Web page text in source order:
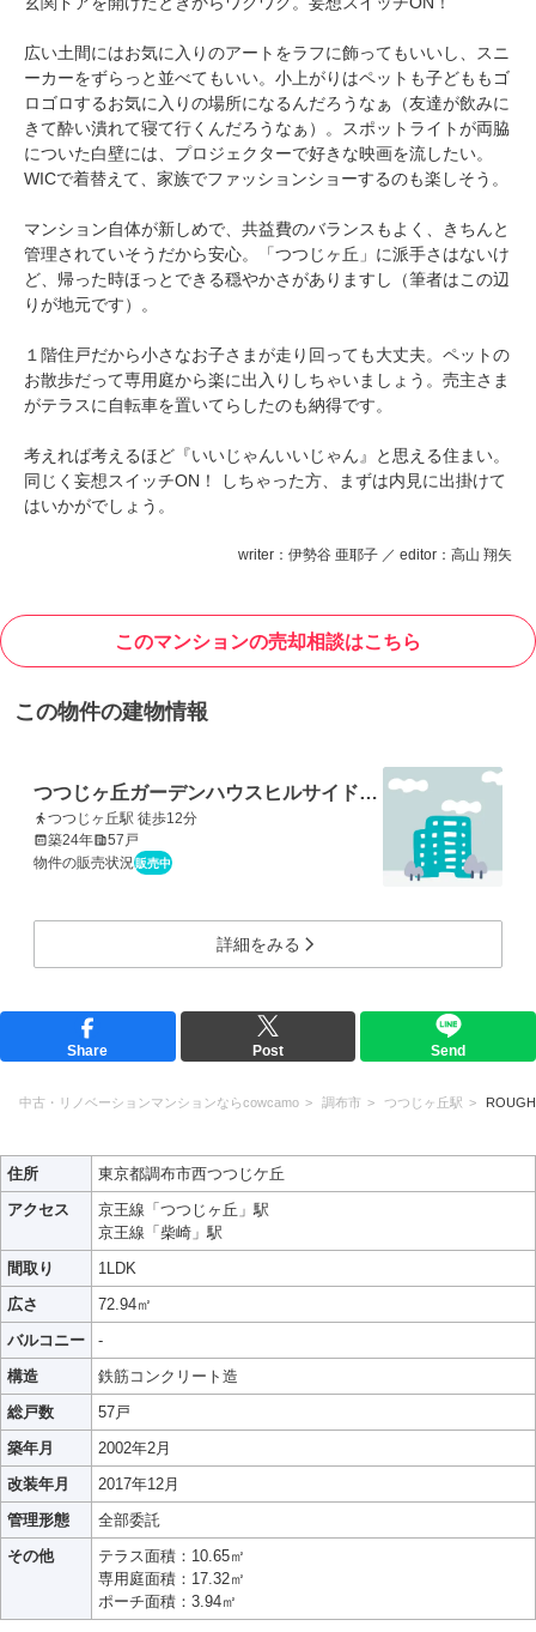
広い土間にはお気に入りのアートをラフに飾ってもいいし、スニ
ーカーをずらっと並べてもいい。小上がりはペットも子どももゴ
ロゴロするお気に入りの場所になるんだろうなぁ（友達が飲みに
きて酔い潰れて寝て行くんだろうなぁ）。スポットライトが両脇
についた白壁には、プロジェクターで好きな映画を流したい。
WICで着替えて、家族でファッションショーするのも楽しそう。
マンション自体が新しめで、共益費のバランスもよく、きちんと
管理されていそうだから安心。「つつじヶ丘」に派手さはないけ
ど、帰った時ほっとできる穏やかさがありますし（筆者はこの辺
りが地元です）。
１階住戸だから小さなお子さまが走り回っても大丈夫。ペットの
お散歩だって専用庭から楽に出入りしちゃいましょう。売主さま
がテラスに自転車を置いてらしたのも納得です。
考えれば考えるほど『いいじゃんいいじゃん』と思える住まい。
同じく妄想スイッチON！ しちゃった方、まずは内見に出掛けて
はいかがでしょう。
writer：伊勢谷 亜耶子 ／ editor：高山 翔矢
このマンションの売却相談はこちら
この物件の建物情報
つつじヶ丘ガーデンハウスヒルサイドレジデンス
つつじヶ丘駅 徒歩12分
築24年
57戸
物件の販売状況販売中
詳細をみる
Share Post Send
中古・リノベーションマンションならcowcamo 調布市 つつじヶ丘駅
住所
東京都調布市西つつじケ丘
アクセス
京王線「つつじヶ丘」駅
京王線「柴崎」駅
間取り
1LDK
広さ
72.94㎡
バルコニー
-
構造
鉄筋コンクリート造
総戸数
57戸
築年月
2002年2月
改装年月
2017年12月
管理形態
全部委託
その他
テラス面積：10.65㎡
専用庭面積：17.32㎡
ポーチ面積：3.94㎡